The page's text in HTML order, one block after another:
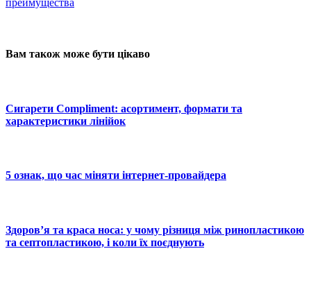
Вам також може бути цікаво
Сигарети Compliment: асортимент, формати та
характеристики лінійок
5 ознак, що час міняти інтернет-провайдера
Здоров’я та краса носа: у чому різниця між ринопластикою
та септопластикою, і коли їх поєднують